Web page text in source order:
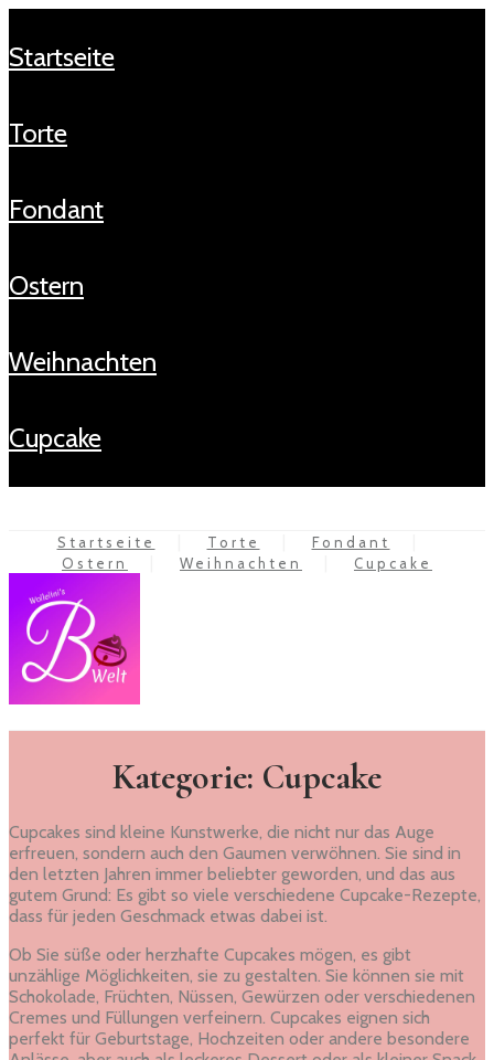
startseite
torte
fondant
ostern
weihnachten
cupcake
Startseite Torte
Fondant
Ostern
Weihnachten Cupcake
Kategorie: Cupcake
Cupcakes sind kleine Kunstwerke, die nicht nur das Auge
erfreuen, sondern auch den Gaumen verwöhnen. Sie sind in
den letzten Jahren immer beliebter geworden, und das aus
gutem Grund: Es gibt so viele verschiedene Cupcake-Rezepte,
dass für jeden Geschmack etwas dabei ist.
Ob Sie süße oder herzhafte Cupcakes mögen, es gibt
unzählige Möglichkeiten, sie zu gestalten. Sie können sie mit
Schokolade, Früchten, Nüssen, Gewürzen oder verschiedenen
Cremes und Füllungen verfeinern. Cupcakes eignen sich
perfekt für Geburtstage, Hochzeiten oder andere besondere